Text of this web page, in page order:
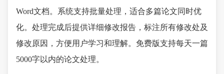
Word文档。系统支持批量处理，适合多篇论文同时优
化。处理完成后提供详细修改报告，标注所有修改处及
修改原因，方便用户学习和理解。免费版支持每天一篇
5000字以内的论文处理。